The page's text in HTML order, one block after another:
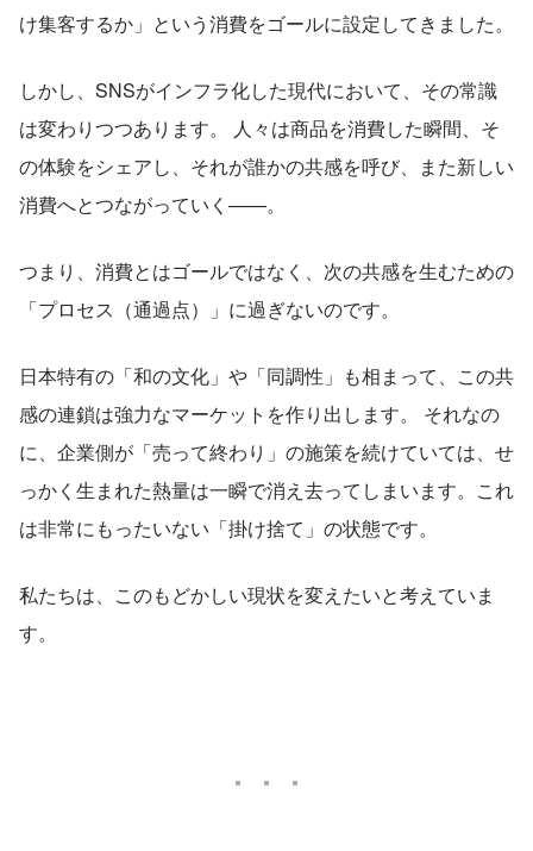
け集客するか」という消費をゴールに設定してきました。
しかし、SNSがインフラ化した現代において、その常識
は変わりつつあります。 人々は商品を消費した瞬間、そ
の体験をシェアし、それが誰かの共感を呼び、また新しい
消費へとつながっていく——。
つまり、消費とはゴールではなく、次の共感を生むための
「プロセス（通過点）」に過ぎないのです。
日本特有の「和の文化」や「同調性」も相まって、この共
感の連鎖は強力なマーケットを作り出します。 それなの
に、企業側が「売って終わり」の施策を続けていては、せ
っかく生まれた熱量は一瞬で消え去ってしまいます。これ
は非常にもったいない「掛け捨て」の状態です。
私たちは、このもどかしい現状を変えたいと考えていま
す。